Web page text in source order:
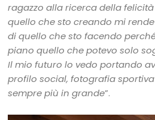
ragazzo alla ricerca della
quello che sto creando mi
di quello che sto facendo
piano quello che potevo solo
Il mio futuro lo vedo portando
profilo social, fotografia
sempre più in grande”.